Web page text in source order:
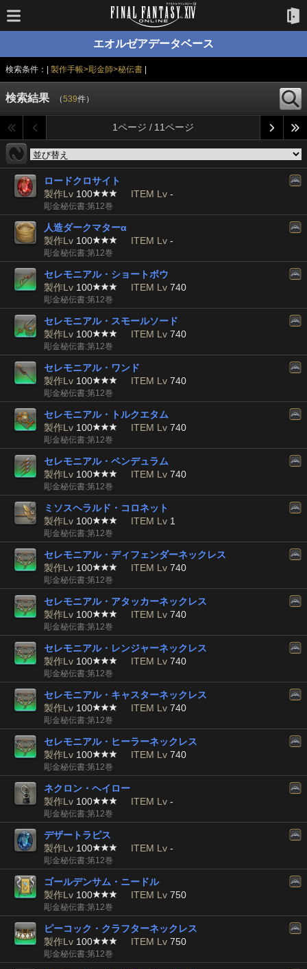
エオルゼアデータベース
検索条件：| 製作手帳>彫金師>秘伝書|
検索結果 （539件）
1ページ / 11ページ
ロードクロサイト
製作Lv 100 ITEM Lv -
彫金秘伝書:第12巻
人造ダークマターα
製作Lv 100 ITEM Lv -
彫金秘伝書:第12巻
セレモニアル・ショートボウ
製作Lv 100 ITEM Lv 740
彫金秘伝書:第12巻
セレモニアル・スモールソード
製作Lv 100 ITEM Lv 740
彫金秘伝書:第12巻
セレモニアル・ワンド
製作Lv 100 ITEM Lv 740
彫金秘伝書:第12巻
セレモニアル・トルクエタム
製作Lv 100 ITEM Lv 740
彫金秘伝書:第12巻
セレモニアル・ペンデュラム
製作Lv 100 ITEM Lv 740
彫金秘伝書:第12巻
ミソスヘラルド・コロネット
製作Lv 100 ITEM Lv 1
彫金秘伝書:第12巻
セレモニアル・ディフェンダーネックレス
製作Lv 100 ITEM Lv 740
彫金秘伝書:第12巻
セレモニアル・アタッカーネックレス
製作Lv 100 ITEM Lv 740
彫金秘伝書:第12巻
セレモニアル・レンジャーネックレス
製作Lv 100 ITEM Lv 740
彫金秘伝書:第12巻
セレモニアル・キャスターネックレス
製作Lv 100 ITEM Lv 740
彫金秘伝書:第12巻
セレモニアル・ヒーラーネックレス
製作Lv 100 ITEM Lv 740
彫金秘伝書:第12巻
ネクロン・ヘイロー
製作Lv 100 ITEM Lv -
彫金秘伝書:第12巻
デザートラピス
製作Lv 100 ITEM Lv -
彫金秘伝書:第12巻
ゴールデンサム・ニードル
製作Lv 100 ITEM Lv 750
彫金秘伝書:第12巻
ピーコック・クラフターネックレス
製作Lv 100 ITEM Lv 750
彫金秘伝書:第12巻